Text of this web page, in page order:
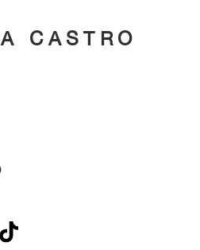
CASTRO